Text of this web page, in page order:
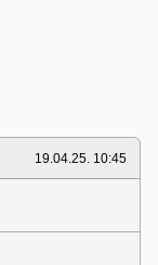
19.04.25. 10:45